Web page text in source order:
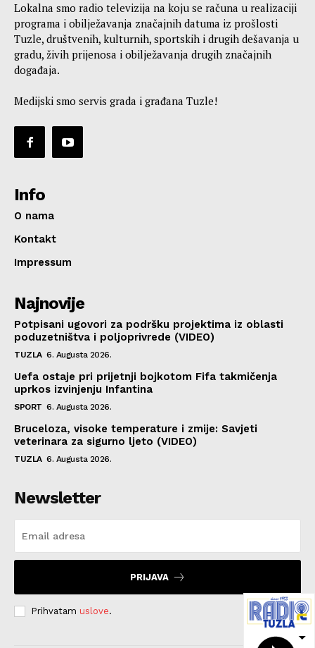
Lokalna smo radio televizija na koju se računa u realizaciji
programa i obilježavanja značajnih datuma iz prošlosti
Tuzle, društvenih, kulturnih, sportskih i drugih dešavanja u
gradu, živih prijenosa i obilježavanja drugih značajnih
događaja.
Medijski smo servis grada i građana Tuzle!
Info
O nama
Kontakt
Impressum
Najnovije
Potpisani ugovori za podršku projektima iz oblasti
poduzetništva i poljoprivrede (VIDEO)
TUZLA 6. Augusta 2026.
Uefa ostaje pri prijetnji bojkotom Fifa takmičenja
uprkos izvinjenju Infantina
SPORT 6. Augusta 2026.
Bruceloza, visoke temperature i zmije: Savjeti
veterinara za sigurno ljeto (VIDEO)
TUZLA 6. Augusta 2026.
Newsletter
PRIJAVA
Prihvatam uslove.